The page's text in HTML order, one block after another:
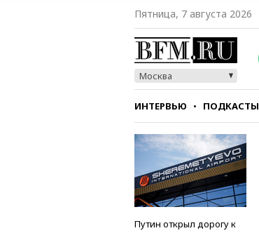
Пятница, 7 августа 2026
Москва
ИНТЕРВЬЮ ПОДКАСТЫ
СТИЛЬ ТЕСТЫ
Путин открыл дорогу к